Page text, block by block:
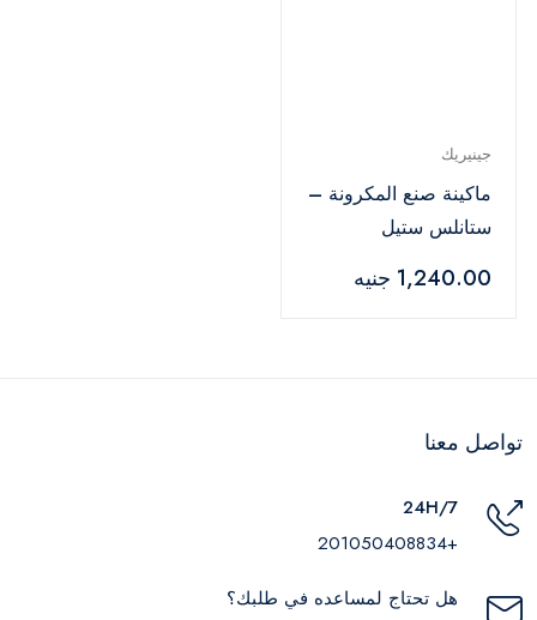
جينيريك
ماكينة صنع المكرونة –
ستانلس ستيل
1,240.00 جنيه
تواصل معنا
24H/7
+201050408834
هل تحتاج لمساعده في طلبك؟